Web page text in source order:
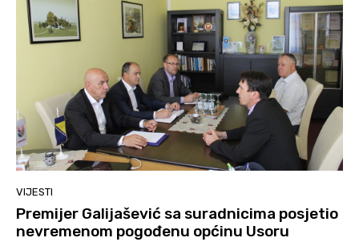
VIJESTI
Premijer Galijašević sa suradnicima posjetio
nevremenom pogođenu općinu Usoru